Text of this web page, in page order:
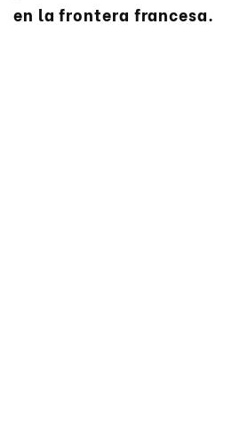
en la frontera francesa.